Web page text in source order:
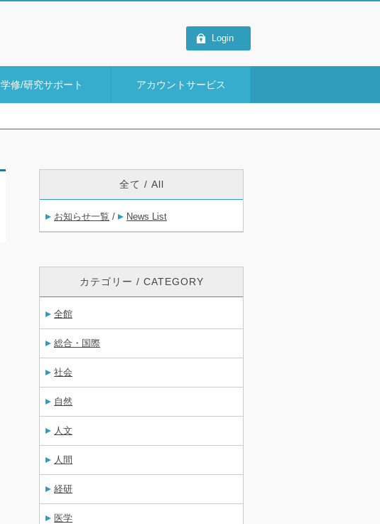
Login
学修/研究サポート アカウントサービス
全て / All
お知らせ一覧 / News List
カテゴリー / CATEGORY
全館
総合・国際
社会
自然
人文
人間
経研
医学